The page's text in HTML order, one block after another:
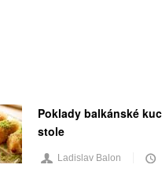
Poklady balkánské
stole
Ladislav Balon